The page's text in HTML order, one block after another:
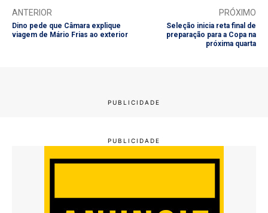
ANTERIOR
Dino pede que Câmara explique
viagem de Mário Frias ao exterior
PRÓXIMO
Seleção inicia reta final de
preparação para a Copa na
próxima quarta